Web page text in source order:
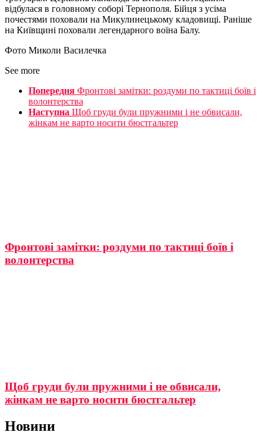
відбулася в головному соборі Тернополя. Бійця з усіма
почестями поховали на Микулинецькому кладовищі. Раніше
на Київщині поховали легендарного воїна Балу.
Фото Миколи Василечка
See more
Попередня Фронтові замітки: роздуми по тактиці боïв і
волонтерства
Наступна Щоб груди були пружними і не обвисали,
жінкам не варто носити бюстгальтер
Фронтові замітки: роздуми по тактиці боïв і
волонтерства
Щоб груди були пружними і не обвисали,
жінкам не варто носити бюстгальтер
Новини